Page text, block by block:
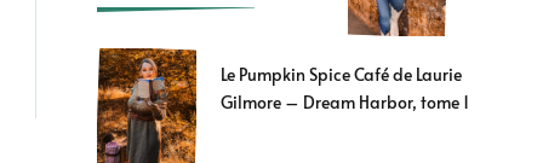
Le Pumpkin Spice Café de Laurie
Gilmore – Dream Harbor, tome 1